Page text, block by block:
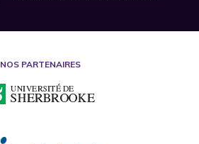
NOS PARTENAIRES